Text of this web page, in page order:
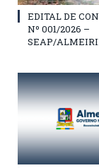
EDITAL DE
Nº 001/2026 –
SEAP/